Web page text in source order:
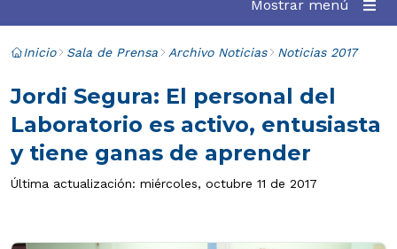
Mostrar menú
Inicio Sala de Prensa Archivo Noticias Noticias 2017
Jordi Segura: El personal del
Laboratorio es activo, entusiasta
y tiene ganas de aprender
Última actualización: miércoles, octubre 11 de 2017